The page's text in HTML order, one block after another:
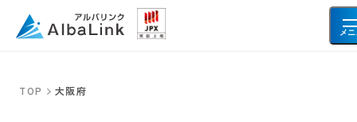
メ
TOP 大阪府